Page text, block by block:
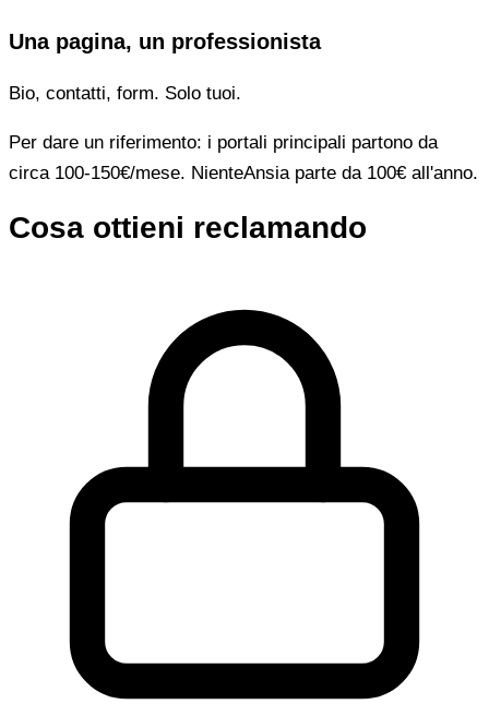
Una pagina, un professionista
Bio, contatti, form. Solo tuoi.
Per dare un riferimento: i portali principali partono da
circa 100-150€/mese. NienteAnsia parte da 100€ all'anno.
Cosa ottieni reclamando